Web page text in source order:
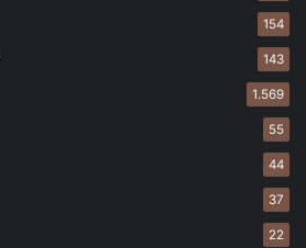
154
143
1.569
55
44
37
22